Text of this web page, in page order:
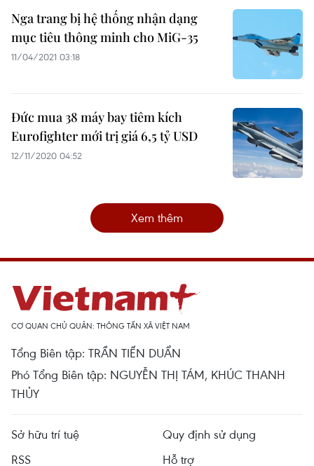
Nga trang bị hệ thống nhận dạng
mục tiêu thông minh cho MiG-35
11/04/2021 03:18
Đức mua 38 máy bay tiêm kích
Eurofighter mới trị giá 6,5 tỷ USD
12/11/2020 04:52
Xem thêm
CƠ QUAN CHỦ QUẢN: THÔNG TẤN XÃ VIỆT NAM
Tổng Biên tập: TRẦN TIẾN DUẨN
Phó Tổng Biên tập: NGUYỄN THỊ TÁM, KHÚC THANH
THỦY
Sở hữu trí tuệ
Quy định sử dụng
RSS
Hỗ trợ